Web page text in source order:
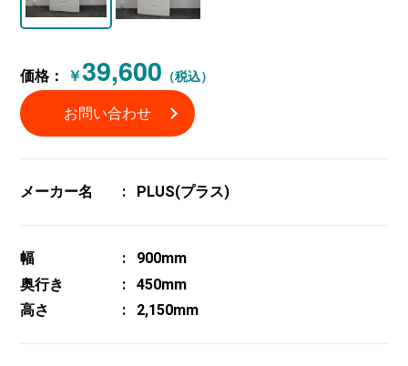
価格： ￥39,600 （税込）
お問い合わせ
メーカー名 PLUS(プラス)
幅
900mm
奥行き
450mm
高さ
2,150mm